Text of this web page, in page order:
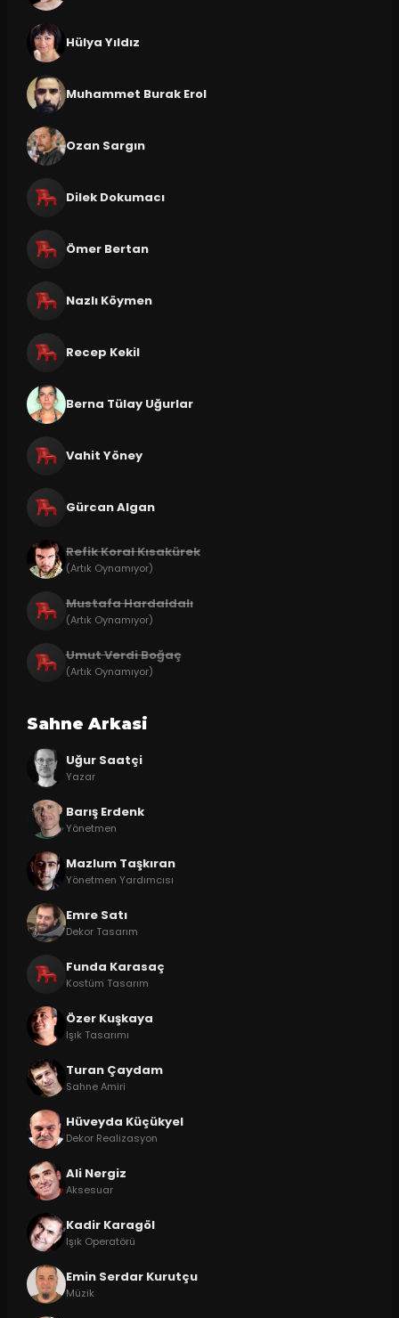
Hülya Yıldız
Muhammet Burak Erol
Ozan Sargın
Dilek Dokumacı
Ömer Bertan
Nazlı Köymen
Recep Kekil
Berna Tülay Uğurlar
Vahit Yöney
Gürcan Algan
Refik Koral Kısakürek
(Artık Oynamıyor)
Mustafa Hardaldalı
(Artık Oynamıyor)
Umut Verdi Boğaç
(Artık Oynamıyor)
Sahne Arkasi
Uğur Saatçi
Yazar
Barış Erdenk
Yönetmen
Mazlum Taşkıran
Yönetmen Yardımcısı
Emre Satı
Dekor Tasarım
Funda Karasaç
Kostüm Tasarım
Özer Kuşkaya
Işık Tasarımı
Turan Çaydam
Sahne Amiri
Hüveyda Küçükyel
Dekor Realizasyon
Ali Nergiz
Aksesuar
Kadir Karagöl
Işık Operatörü
Emin Serdar Kurutçu
Müzik